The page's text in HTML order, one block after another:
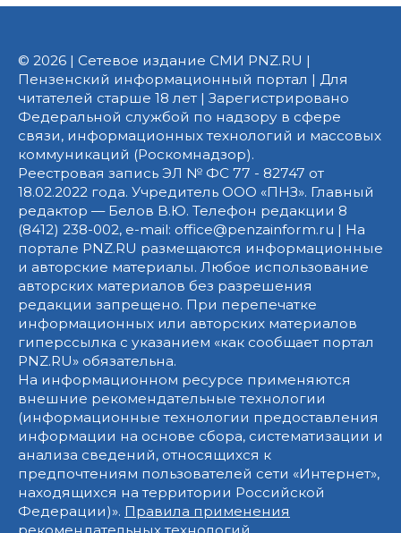
© 2026 | Сетевое издание СМИ PNZ.RU |
Пензенский информационный портал | Для
читателей старше 18 лет | Зарегистрировано
Федеральной службой по надзору в сфере
связи, информационных технологий и массовых
коммуникаций (Роскомнадзор).
Реестровая запись ЭЛ № ФС 77 - 82747 от
18.02.2022 года. Учредитель ООО «ПНЗ». Главный
редактор — Белов В.Ю. Телефон редакции 8
(8412) 238-002, e-mail: office@penzainform.ru | На
портале PNZ.RU размещаются информационные
и авторские материалы. Любое использование
авторских материалов без разрешения
редакции запрещено. При перепечатке
информационных или авторских материалов
гиперссылка с указанием «как сообщает портал
PNZ.RU» обязательна.
На информационном ресурсе применяются
внешние рекомендательные технологии
(информационные технологии предоставления
информации на основе сбора, систематизации и
анализа сведений, относящихся к
предпочтениям пользователей сети «Интернет»,
находящихся на территории Российской
Федерации)». Правила применения